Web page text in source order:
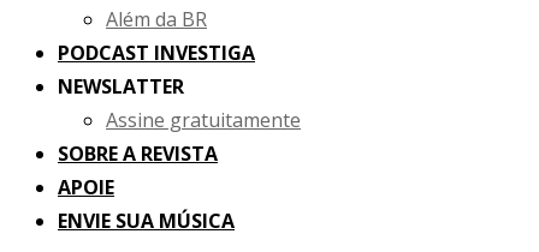
Além da BR
PODCAST INVESTIGA
NEWSLATTER
Assine gratuitamente
SOBRE A REVISTA
APOIE
ENVIE SUA MÚSICA